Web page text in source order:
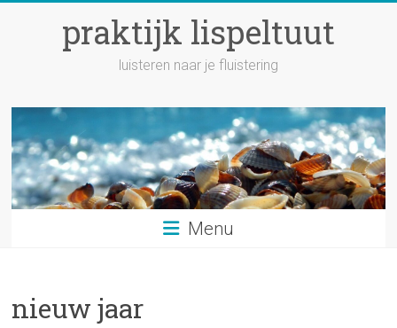
praktijk lispeltuut
luisteren naar je fluistering
Menu
nieuw jaar